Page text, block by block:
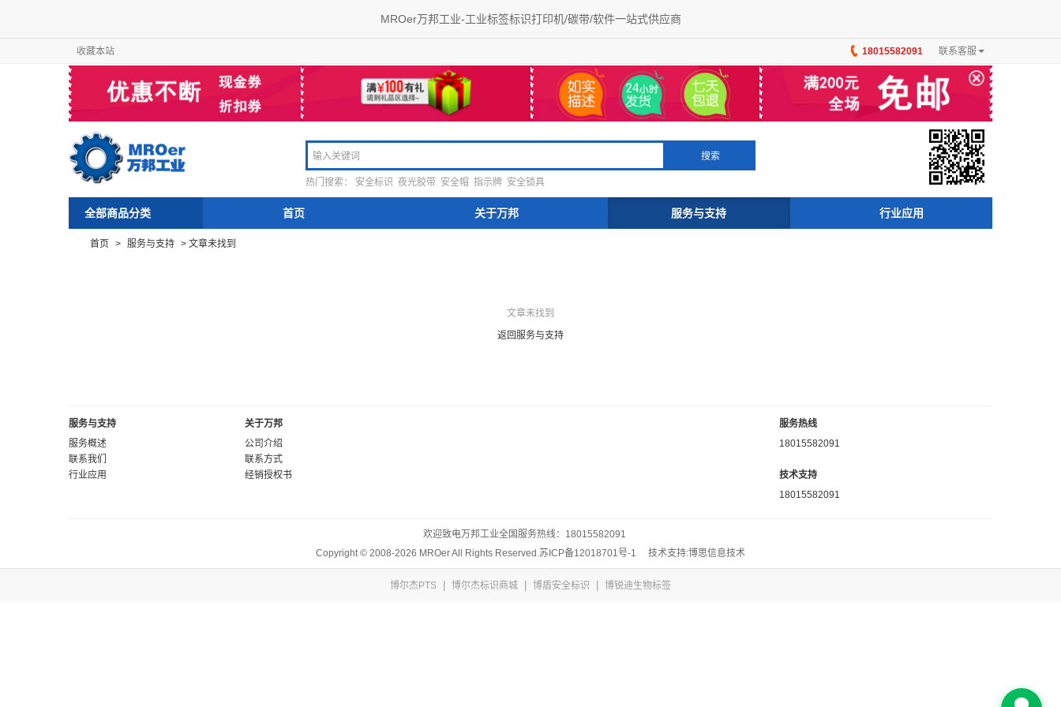
MROer万邦工业-工业标签标识打印机/碳带/软件一站式供应商
收藏本站 18015582091 联系客服
×
搜索
热门搜索： 安全标识 夜光胶带 安全帽 指示牌 安全锁具
全部商品分类 首页 关于万邦 服务与支持 行业应用
首页 > 服务与支持 > 文章未找到
文章未找到
返回服务与支持
服务与支持
服务概述
联系我们
行业应用
关于万邦
公司介绍
联系方式
经销授权书
服务热线
18015582091
技术支持
18015582091
欢迎致电万邦工业全国服务热线： 18015582091
Copyright © 2008-2026 MROer All Rights Reserved. 苏ICP备12018701号-1 技术支持:博思信息技术
博尔杰PTS 博尔杰标识商城 博盾安全标识 博锐迪生物标签